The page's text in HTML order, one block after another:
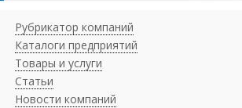
Рубрикатор компаний
Каталоги предприятий
Товары и услуги
Статьи
Новости компаний